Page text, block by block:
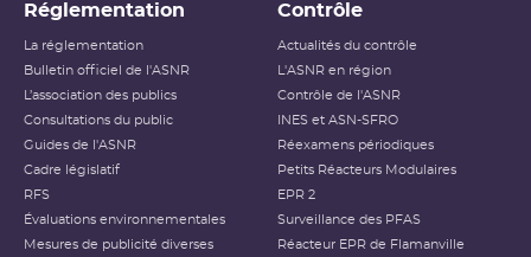
Réglementation
La réglementation
Bulletin officiel de l'ASNR
L’association des publics
Consultations du public
Guides de l'ASNR
Cadre législatif
RFS
Évaluations environnementales
Mesures de publicité diverses
Contrôle
Actualités du contrôle
L'ASNR en région
Contrôle de l'ASNR
INES et ASN-SFRO
Réexamens périodiques
Petits Réacteurs Modulaires
EPR 2
Surveillance des PFAS
Réacteur EPR de Flamanville